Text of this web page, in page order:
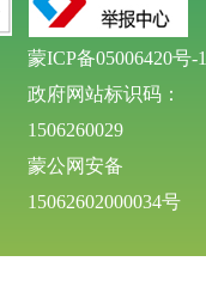
蒙ICP备05006420号-1
政府网站标识码：
1506260029
蒙公网安备
15062602000034号